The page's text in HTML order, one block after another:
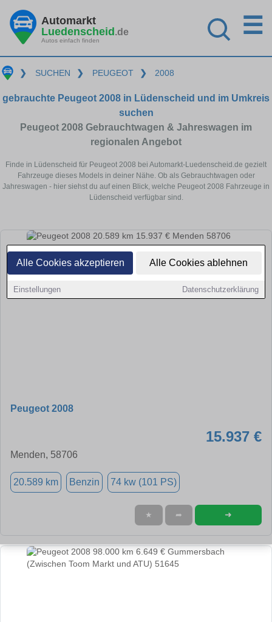
Alle Cookies akzeptieren Alle Cookies ablehnen
Einstellungen Datenschutzerklärung
Automarkt
Luedenscheid.de
Autos einfach finden
☰
❯ SUCHEN ❯ PEUGEOT ❯ 2008
gebrauchte Peugeot 2008 in Lüdenscheid und im Umkreis
suchen
Peugeot 2008 Gebrauchtwagen & Jahreswagen im
regionalen Angebot
Finde in Lüdenscheid für Peugeot 2008 bei Automarkt-Luedenscheid.de gezielt
Fahrzeuge dieses Models in deiner Nähe. Ob als Gebrauchtwagen oder
Jahreswagen - hier siehst du auf einen Blick, welche Peugeot 2008 Fahrzeuge in
Lüdenscheid verfügbar sind.
Peugeot 2008
15.937 €
Menden, 58706
20.589 km Benzin 74 kw (101 PS)
★ ➦ ➜